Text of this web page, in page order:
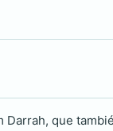
que